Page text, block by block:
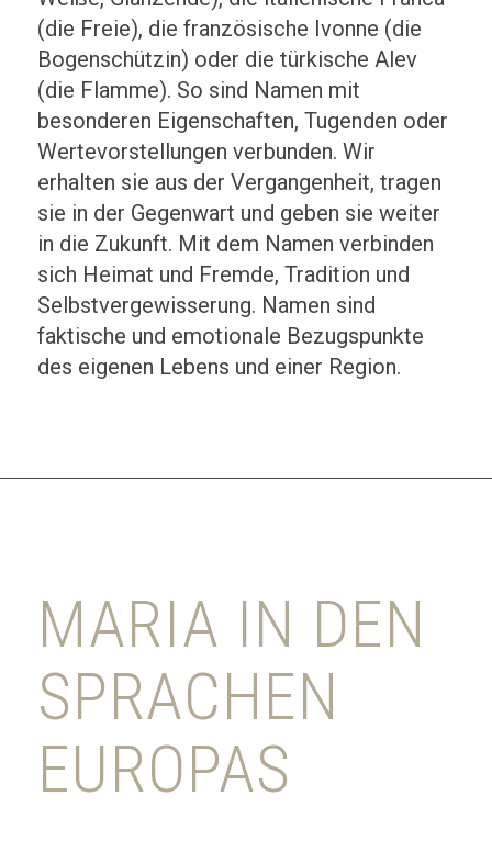
(die Freie), die französische Ivonne (die
Bogenschützin) oder die türkische Alev
(die Flamme). So sind Namen mit
besonderen Eigenschaften, Tugenden oder
Wertevorstellungen verbunden. Wir
erhalten sie aus der Vergangenheit, tragen
sie in der Gegenwart und geben sie weiter
in die Zukunft. Mit dem Namen verbinden
sich Heimat und Fremde, Tradition und
Selbstvergewisserung. Namen sind
faktische und emotionale Bezugspunkte
des eigenen Lebens und einer Region.
MARIA IN DEN
SPRACHEN
EUROPAS